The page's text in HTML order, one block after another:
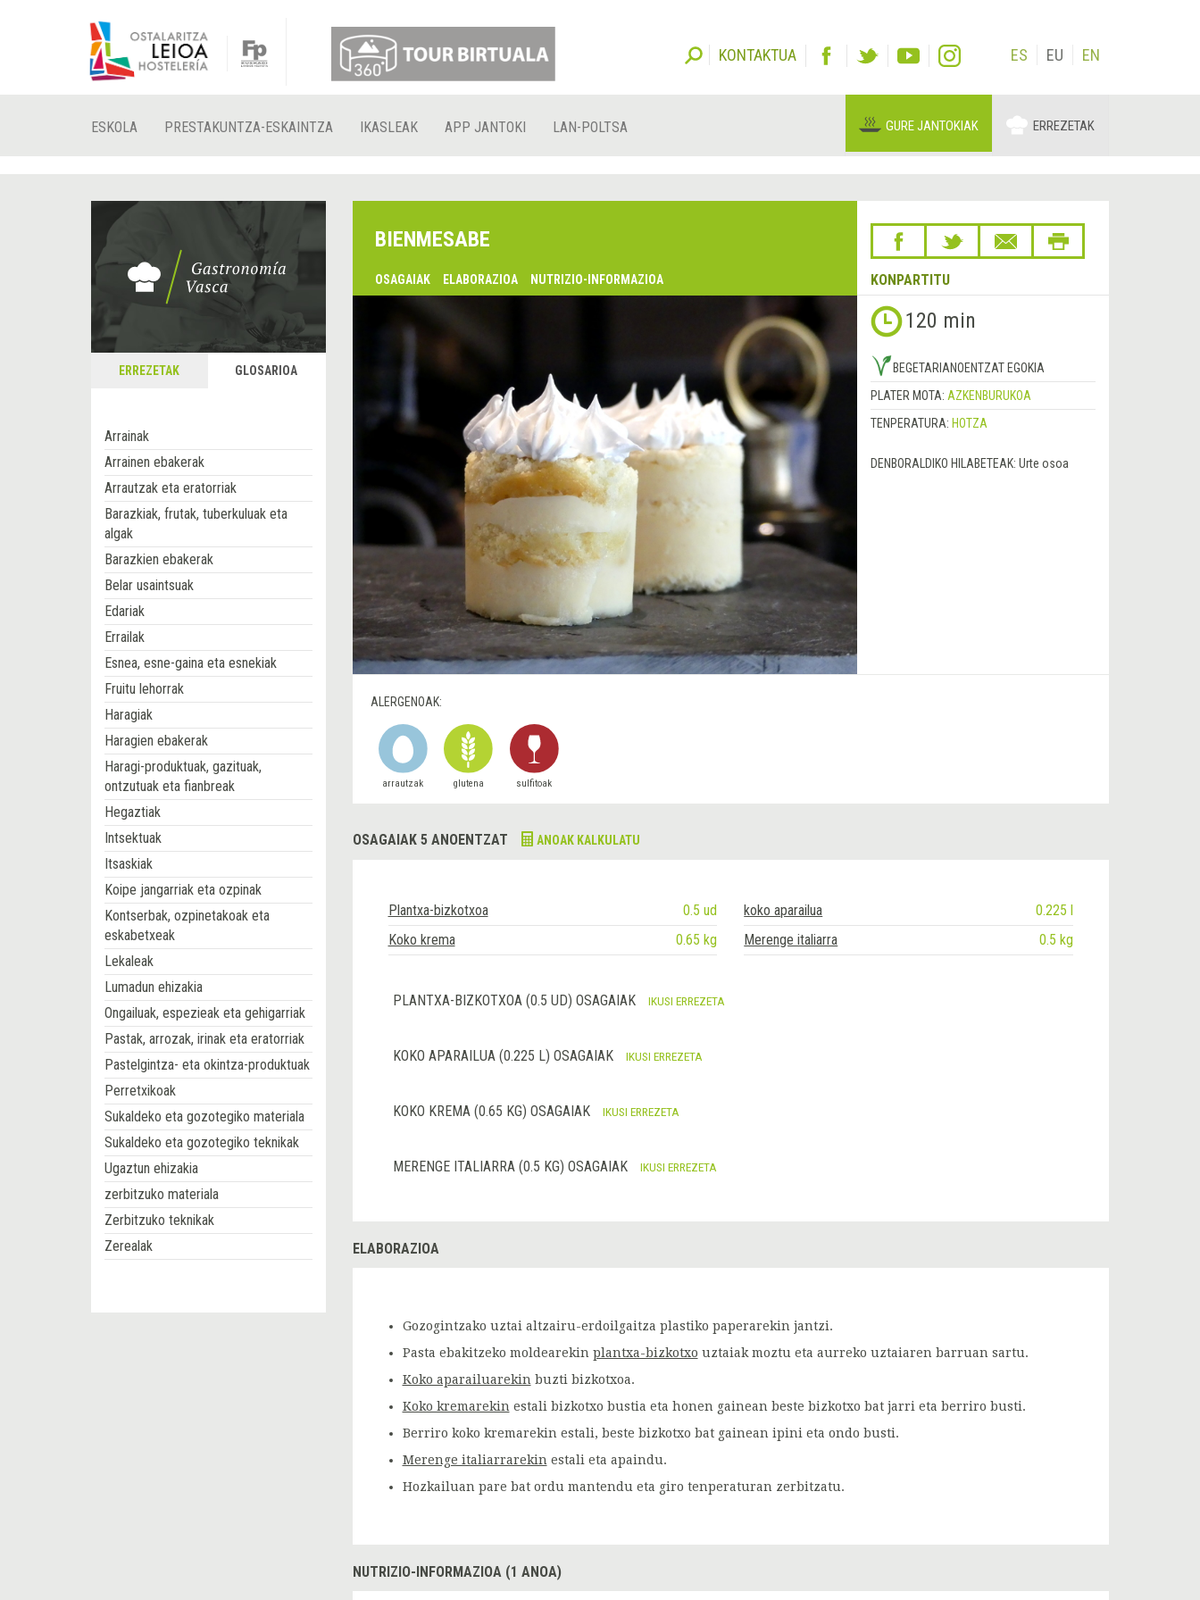
KONTAKTUA ES EU EN
ESKOLA PRESTAKUNTZA-ESKAINTZA IKASLEAK APP JANTOKI LAN-POLTSA GURE JANTOKIAK ERREZETAK
ERREZETAK GLOSARIOA
Arrainak
Arrainen ebakerak
Arrautzak eta eratorriak
Barazkiak, frutak, tuberkuluak eta
algak
Barazkien ebakerak
Belar usaintsuak
Edariak
Errailak
Esnea, esne-gaina eta esnekiak
Fruitu lehorrak
Haragiak
Haragien ebakerak
Haragi-produktuak, gazituak,
ontzutuak eta fianbreak
Hegaztiak
Intsektuak
Itsaskiak
Koipe jangarriak eta ozpinak
Kontserbak, ozpinetakoak eta
eskabetxeak
Lekaleak
Lumadun ehizakia
Ongailuak, espezieak eta gehigarriak
Pastak, arrozak, irinak eta eratorriak
Pastelgintza- eta okintza-produktuak
Perretxikoak
Sukaldeko eta gozotegiko materiala
Sukaldeko eta gozotegiko teknikak
Ugaztun ehizakia
zerbitzuko materiala
Zerbitzuko teknikak
Zerealak
BIENMESABE
OSAGAIAK ELABORAZIOA NUTRIZIO-INFORMAZIOA KONPARTITU
120 min
BEGETARIANOENTZAT EGOKIA
PLATER MOTA: AZKENBURUKOA
TENPERATURA: HOTZA
DENBORALDIKO HILABETEAK: Urte osoa
ALERGENOAK:
arrautzak glutena sulfitoak
OSAGAIAK 5 ANOENTZAT ANOAK KALKULATU
Plantxa-bizkotxoa 0.5 ud koko aparailua
0.225 l
Koko krema
0.65 kg Merenge italiarra 0.5 kg
PLANTXA-BIZKOTXOA (0.5 UD) OSAGAIAK IKUSI ERREZETA
KOKO APARAILUA (0.225 L) OSAGAIAK IKUSI ERREZETA
KOKO KREMA (0.65 KG) OSAGAIAK IKUSI ERREZETA
MERENGE ITALIARRA (0.5 KG) OSAGAIAK IKUSI ERREZETA
ELABORAZIOA
Gozogintzako uztai altzairu-erdoilgaitza plastiko paperarekin jantzi.
Pasta ebakitzeko moldearekin plantxa-bizkotxo uztaiak moztu eta aurreko uztaiaren barruan sartu.
Koko aparailuarekinbuzti bizkotxoa.
Koko kremarekinestali bizkotxo bustia eta honen gainean beste bizkotxo bat jarri eta berriro busti.
Berriro koko kremarekin estali, beste bizkotxo bat gainean ipini eta ondo busti.
Merenge italiarrarekinestali eta apaindu.
Hozkailuan pare bat ordu mantendu eta giro tenperaturan zerbitzatu.
NUTRIZIO-INFORMAZIOA (1 ANOA)